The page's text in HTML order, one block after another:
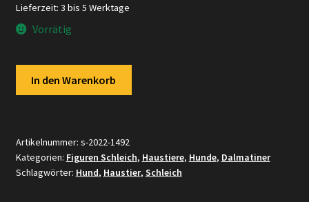
Lieferzeit: 3 bis 5 Werktage
Vorrätig
Welpe,
stehend
Menge
In den Warenkorb
Artikelnummer: s-2022-1492
Kategorien: Figuren Schleich, Haustiere, Hunde, Dalmatiner
Schlagwörter: Hund, Haustier, Schleich